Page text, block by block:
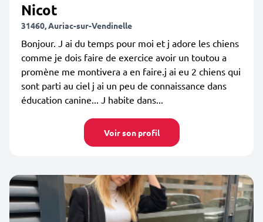
Nicot
31460, Auriac-sur-Vendinelle
Bonjour. J ai du temps pour moi et j adore les chiens
comme je dois faire de exercice avoir un toutou a
promène me montivera a en faire.j ai eu 2 chiens qui
sont parti au ciel j ai un peu de connaissance dans
éducation canine... J habite dans...
Voir son profil